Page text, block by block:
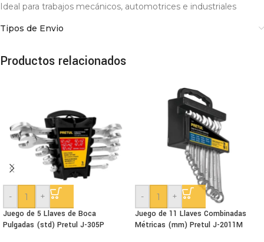
Ideal para trabajos mecánicos, automotrices e industriales
Tipos de Envio
Productos relacionados
-
+
Juego de 5 Llaves de Boca
Pulgadas (std) Pretul J-305P
-
+
Juego de 11 Llaves Combinadas
Métricas (mm) Pretul J-2011M